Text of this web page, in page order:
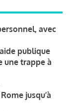
avec
publique
une trappe à
jusqu’à